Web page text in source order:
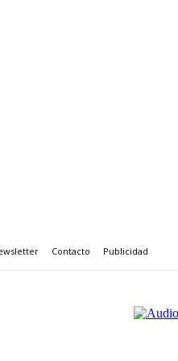
Contacto Publicidad